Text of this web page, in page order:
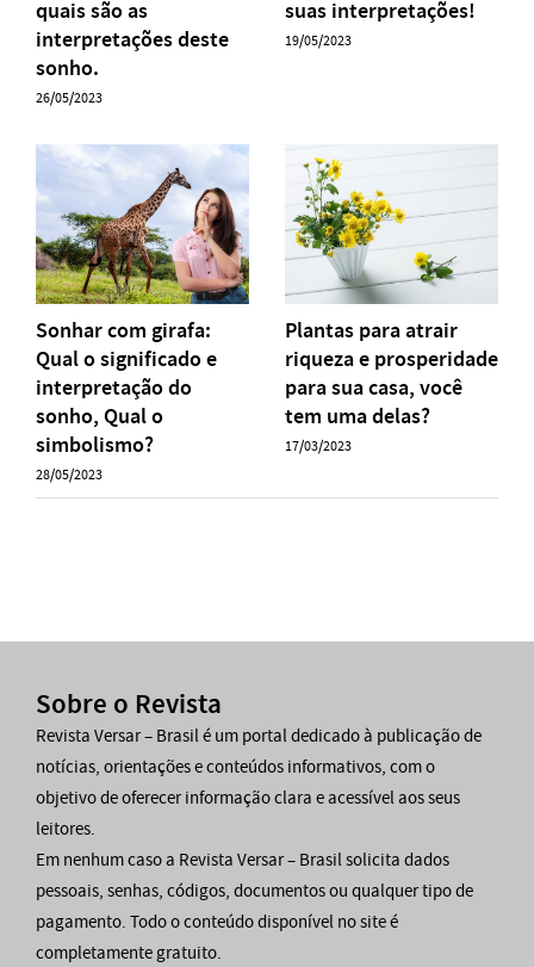
quais são as
interpretações deste
sonho.
26/05/2023
suas interpretações!
19/05/2023
Sonhar com girafa:
Qual o significado e
interpretação do
sonho, Qual o
simbolismo?
28/05/2023
Plantas para atrair
riqueza e prosperidade
para sua casa, você
tem uma delas?
17/03/2023
Sobre o Revista
Revista Versar – Brasil é um portal dedicado à publicação de
notícias, orientações e conteúdos informativos, com o
objetivo de oferecer informação clara e acessível aos seus
leitores.
Em nenhum caso a Revista Versar – Brasil solicita dados
pessoais, senhas, códigos, documentos ou qualquer tipo de
pagamento. Todo o conteúdo disponível no site é
completamente gratuito.